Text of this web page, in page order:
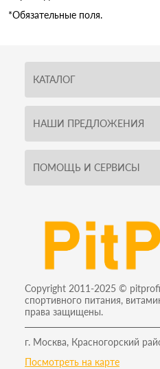
*Обязательные поля.
КАТАЛОГ
НАШИ ПРЕДЛОЖЕНИЯ
ПОМОЩЬ И СЕРВИСЫ
Copyright 2011-2025 ©
спортивного питания,
права защищены.
г. Москва, Красногорский
Посмотреть на карте